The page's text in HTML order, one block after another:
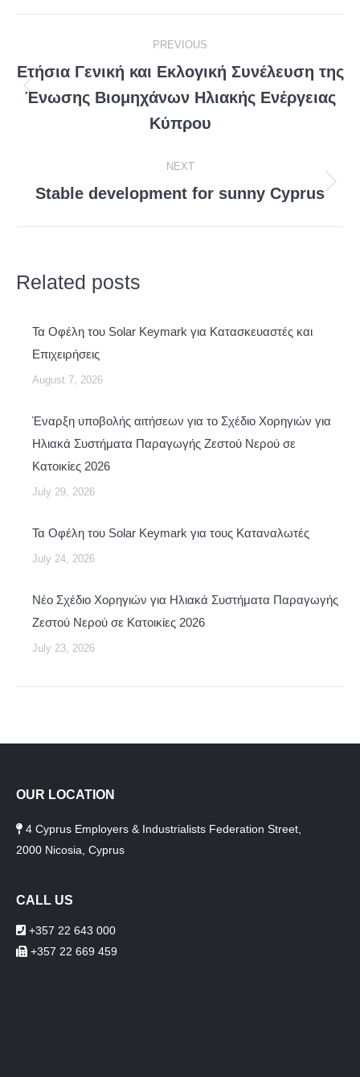
navigation
PREVIOUS
Previous
post:
Ετήσια Γενική και Εκλογική Συνέλευση της
Ένωσης Βιομηχάνων Ηλιακής Ενέργειας
Κύπρου
NEXT
Next
Stable development for sunny Cyprus
Related posts
Τα Οφέλη του Solar Keymark για Κατασκευαστές και
Επιχειρήσεις
August 7, 2026
Έναρξη υποβολής αιτήσεων για το Σχέδιο Χορηγιών για
Ηλιακά Συστήματα Παραγωγής Ζεστού Νερού σε
Κατοικίες 2026
July 29, 2026
Τα Οφέλη του Solar Keymark για τους Καταναλωτές
July 24, 2026
Νέο Σχέδιο Χορηγιών για Ηλιακά Συστήματα Παραγωγής
Ζεστού Νερού σε Κατοικίες 2026
July 23, 2026
OUR LOCATION
4 Cyprus Employers & Industrialists Federation Street,
2000 Nicosia, Cyprus
CALL US
+357 22 643 000
+357 22 669 459